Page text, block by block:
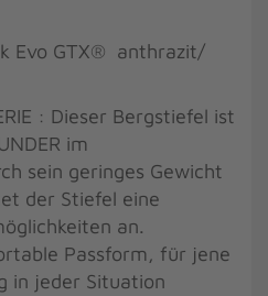
Evo GTX® anthrazit/
: Dieser Bergstiefel ist
im
sein geringes Gewicht
der Stiefel eine
an.
Passform, für jene
in jeder Situation